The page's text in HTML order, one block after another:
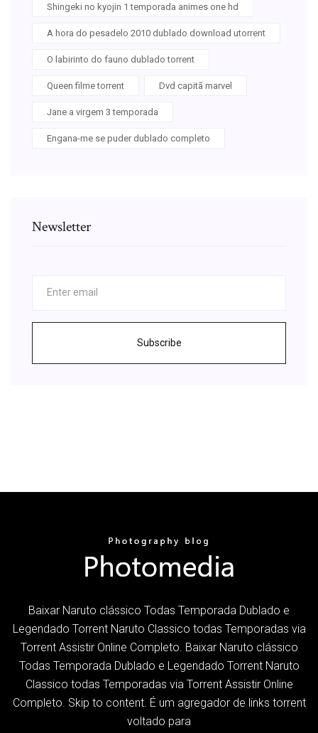
Shingeki no kyojin 1 temporada animes one hd
A hora do pesadelo 2010 dublado download utorrent
O labirinto do fauno dublado torrent
Queen filme torrent Dvd capitã marvel
Jane a virgem 3 temporada
Engana-me se puder dublado completo
Newsletter
Subscribe
Baixar Naruto clássico Todas Temporada Dublado e
Legendado Torrent Naruto Classico todas Temporadas via
Torrent Assistir Online Completo. Baixar Naruto clássico
Todas Temporada Dublado e Legendado Torrent Naruto
Classico todas Temporadas via Torrent Assistir Online
Completo. Skip to content. É um agregador de links torrent
voltado para